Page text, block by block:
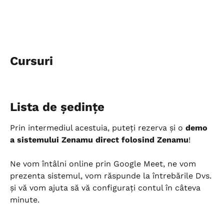
Cursuri
Lista de ședințe
Prin intermediul acestuia, puteți rezerva și o demo
a sistemului Zenamu direct folosind Zenamu!
Ne vom întâlni online prin Google Meet, ne vom
prezenta sistemul, vom răspunde la întrebările Dvs.
și vă vom ajuta să vă configurați contul în câteva
minute.